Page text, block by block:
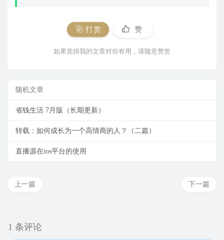
打赏 赞
如果觉得我的文章对你有用，请随意赞赏
随机文章
省钱生活 7月版（长期更新）
转载：如何成长为一个高情商的人？（二篇）
直播源在ios平台的使用
下一篇
上一篇
1 条评论